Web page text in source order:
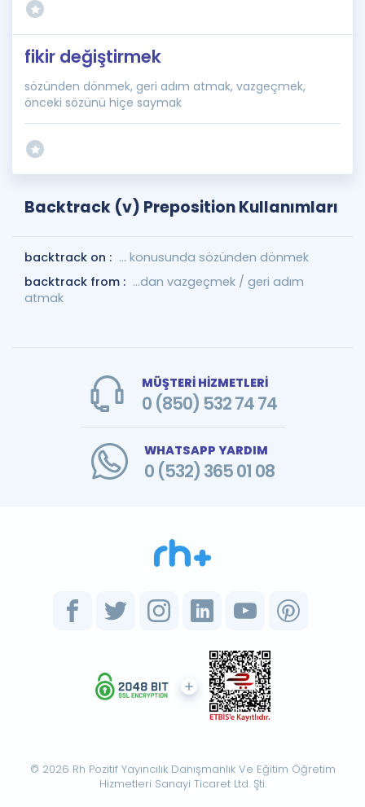
fikir değiştirmek
sözünden dönmek, geri adım atmak, vazgeçmek,
önceki sözünü hiçe saymak
Backtrack (v) Preposition Kullanımları
backtrack on : ... konusunda sözünden dönmek
backtrack from : ...dan vazgeçmek / geri adım
atmak
MÜŞTERİ HİZMETLERİ
0 (850) 532 74 74
WHATSAPP YARDIM
0 (532) 365 01 08
© 2026 Rh Pozitif Yayıncılık Danışmanlık Ve Eğitim Öğretim
Hizmetleri Sanayi Ticaret Ltd. Şti.